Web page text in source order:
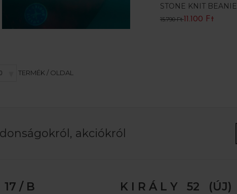
STONE KNIT BEANIE
15.790 Ft11.100 Ft
TERMÉK / OLDAL
akciókról
/ B K I R Á L Y 52 (ÚJ)